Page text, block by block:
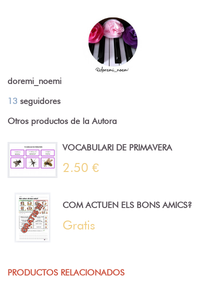
doremi_noemi
13 seguidores
Otros productos de la Autora
VOCABULARI DE PRIMAVERA
2.50 €
COM ACTUEN ELS BONS AMICS?
Gratis
PRODUCTOS RELACIONADOS